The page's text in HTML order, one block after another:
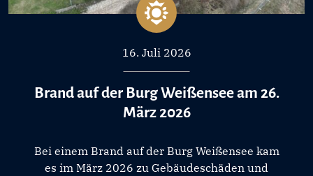
16. Juli 2026
Brand auf der Burg Weißensee am 26.
März 2026
Bei einem Brand auf der Burg Weißensee kam
es im März 2026 zu Gebäudeschäden und